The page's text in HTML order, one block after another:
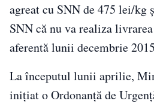
agreat cu SNN de 475 lei/kg
SNN că nu va realiza
aferentă lunii decembrie
La începutul lunii aprilie,
iniţiat o Ordonanţă de